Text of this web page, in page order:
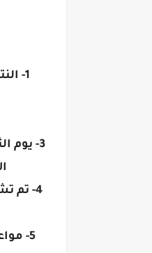
1-
3- يوم
4- تم
5- مواعيد التعاقد مع من وقع عليهم الاختيار سيكون بداية من يوم الثلاثاء لمدة أسبوع